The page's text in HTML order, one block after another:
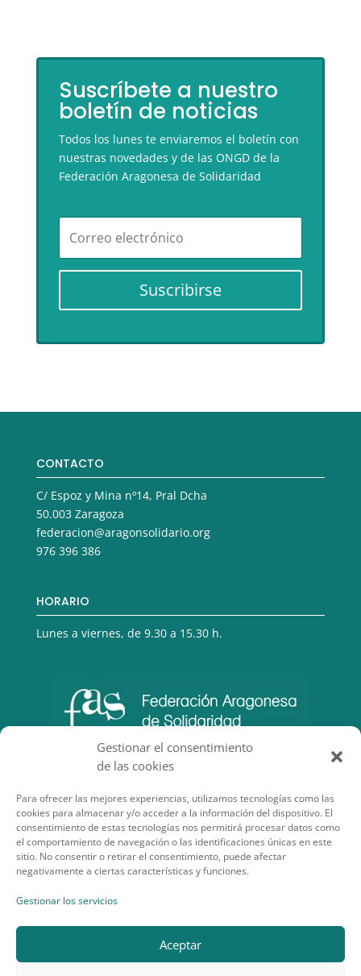
Gestionar el consentimiento
de las cookies
Para ofrecer las mejores experiencias, utilizamos tecnologías como las
cookies para almacenar y/o acceder a la información del dispositivo. El
consentimiento de estas tecnologías nos permitirá procesar datos como
el comportamiento de navegación o las identificaciones únicas en este
sitio. No consentir o retirar el consentimiento, puede afectar
negativamente a ciertas características y funciones.
Gestionar los servicios
Aceptar
Suscríbete a nuestro
boletín de noticias
Todos los lunes te enviaremos el boletín con
nuestras novedades y de las ONGD de la
Federación Aragonesa de Solidaridad
Suscribirse
CONTACTO
C/ Espoz y Mina nº14, Pral Dcha
50.003 Zaragoza
federacion@aragonsolidario.org
976 396 386
HORARIO
Lunes a viernes, de 9.30 a 15.30 h.
SECCIONES DE INTERÉS